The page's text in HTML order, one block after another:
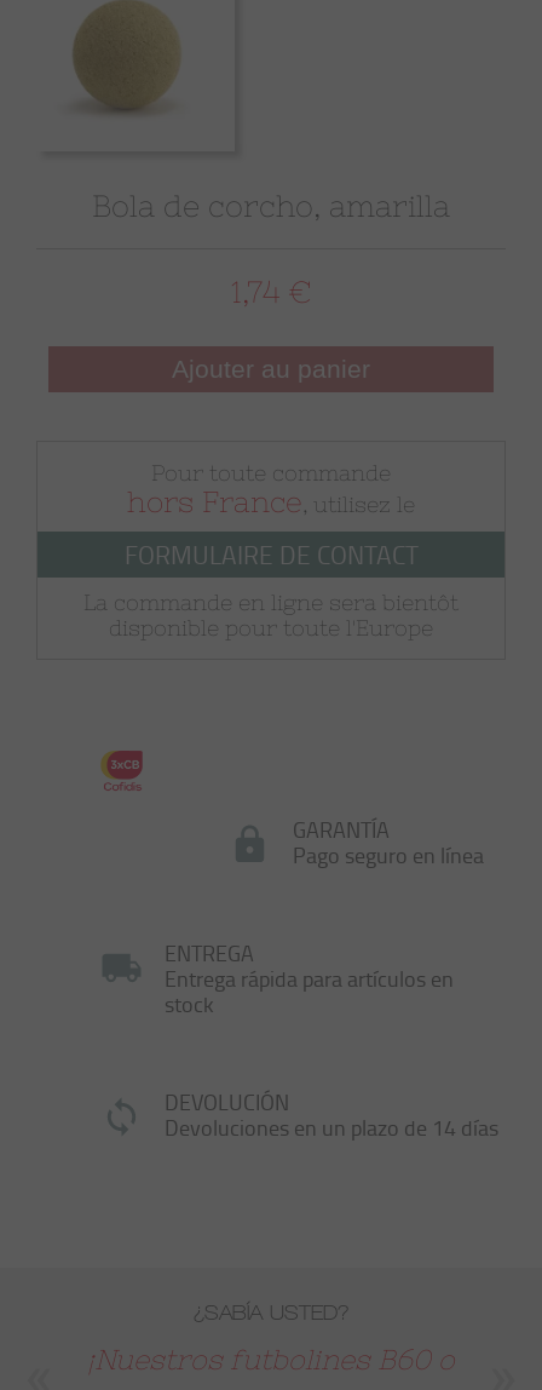
Bola de corcho, amarilla
1,74 €
Ajouter au panier
Pour toute commande
hors France , utilisez le
FORMULAIRE DE CONTACT
La commande en ligne sera bientôt
disponible pour toute l'Europe
GARANTÍA
Pago seguro en línea
ENTREGA
Entrega rápida para artículos en
stock
DEVOLUCIÓN
Devoluciones en un plazo de 14 días
¿SABÍA USTED?
¡Nuestros futbolines B60 o